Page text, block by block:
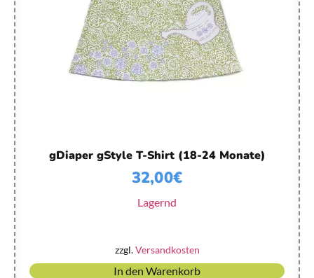
gDiaper gStyle T-Shirt (18-24 Monate)
32,00€
Lagernd
zzgl.Versandkosten
In den Warenkorb